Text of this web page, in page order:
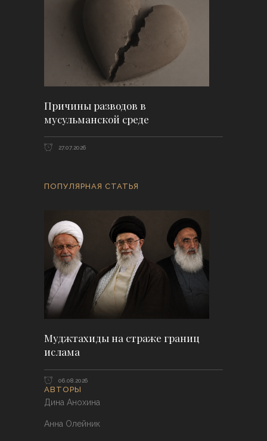
Причины разводов в
мусульманской среде
27.07.2026
ПОПУЛЯРНАЯ СТАТЬЯ
Муджтахиды на страже границ
ислама
06.08.2026
АВТОРЫ
Дина Анохина
Анна Олейник